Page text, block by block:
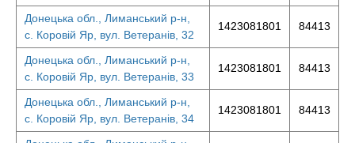
Донецька обл., Лиманський р-н,
с. Коровій Яр, вул. Ветеранів, 32
1423081801 84413
Донецька обл., Лиманський р-н,
с. Коровій Яр, вул. Ветеранів, 33
1423081801 84413
Донецька обл., Лиманський р-н,
с. Коровій Яр, вул. Ветеранів, 34
1423081801 84413